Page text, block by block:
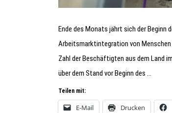
Ende des Monats jährt sich der Beginn
Arbeitsmarktintegration von Menschen
Zahl der Beschäftigten aus dem Land
über dem Stand vor Beginn des …
Teilen mit:
E-Mail Drucken